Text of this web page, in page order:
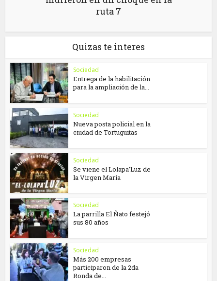
ruta 7
Quizas te interes
Sociedad
Entrega de la habilitación
para la ampliación de la...
Sociedad
Nueva posta policial en la
ciudad de Tortuguitas
Sociedad
Se viene el Lolapa’Luz de
la Virgen María
Sociedad
La parrilla El Ñato festejó
sus 80 años
Sociedad
Más 200 empresas
participaron de la 2da
Ronda de...